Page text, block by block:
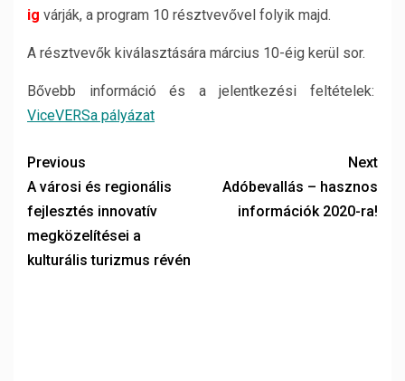
ig várják, a program 10 résztvevővel folyik majd.
A résztvevők kiválasztására március 10-éig kerül sor.
Bővebb információ és a jelentkezési feltételek:
ViceVERSa pályázat
Previous
A városi és regionális
fejlesztés innovatív
megközelítései a
kulturális turizmus révén
Next
Adóbevallás – hasznos
információk 2020-ra!